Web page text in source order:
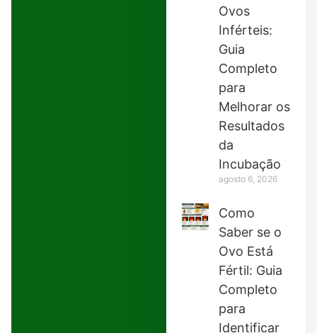
Ovos
Inférteis:
Guia
Completo
para
Melhorar os
Resultados
da
Incubação
agosto 6, 2026
Como
Saber se o
Ovo Está
Fértil: Guia
Completo
para
Identificar